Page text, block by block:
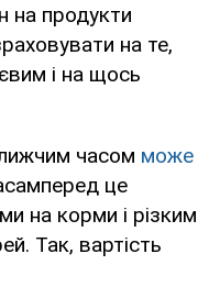
на продукти
на те,
і на щось
часом може
це
на корми і різким
Так, вартість